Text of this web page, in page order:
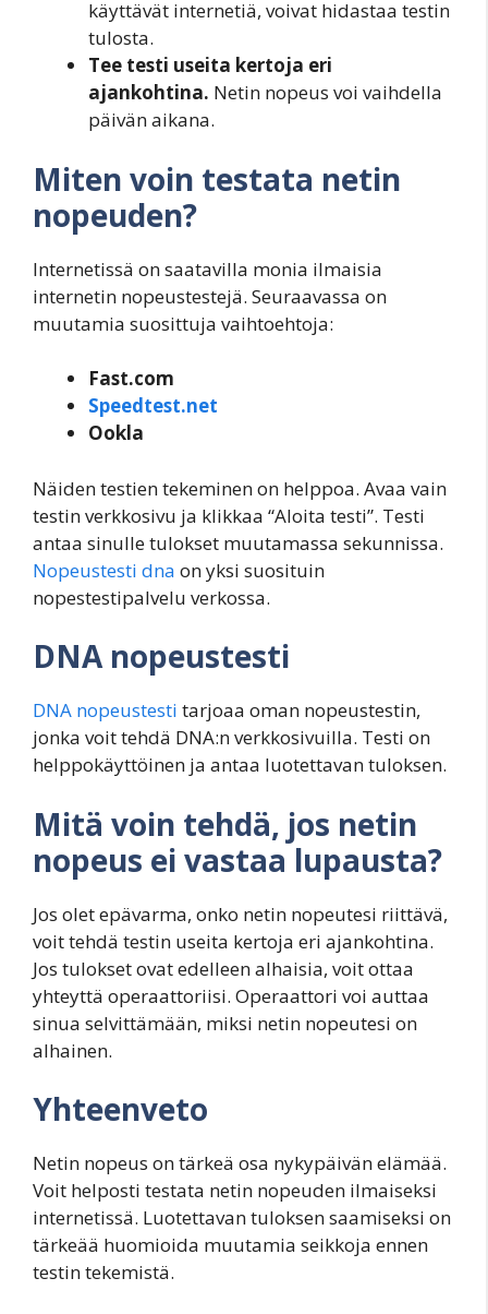
käyttävät internetiä, voivat hidastaa testin
tulosta.
Tee testi useita kertoja eri
ajankohtina. Netin nopeus voi vaihdella
päivän aikana.
Miten voin testata netin
nopeuden?
Internetissä on saatavilla monia ilmaisia
internetin nopeustestejä. Seuraavassa on
muutamia suosittuja vaihtoehtoja:
Fast.com
Speedtest.net
Ookla
Näiden testien tekeminen on helppoa. Avaa vain
testin verkkosivu ja klikkaa “Aloita testi”. Testi
antaa sinulle tulokset muutamassa sekunnissa.
Nopeustesti dna on yksi suosituin
nopestestipalvelu verkossa.
DNA nopeustesti
DNA nopeustesti tarjoaa oman nopeustestin,
jonka voit tehdä DNA:n verkkosivuilla. Testi on
helppokäyttöinen ja antaa luotettavan tuloksen.
Mitä voin tehdä, jos netin
nopeus ei vastaa lupausta?
Jos olet epävarma, onko netin nopeutesi riittävä,
voit tehdä testin useita kertoja eri ajankohtina.
Jos tulokset ovat edelleen alhaisia, voit ottaa
yhteyttä operaattoriisi. Operaattori voi auttaa
sinua selvittämään, miksi netin nopeutesi on
alhainen.
Yhteenveto
Netin nopeus on tärkeä osa nykypäivän elämää.
Voit helposti testata netin nopeuden ilmaiseksi
internetissä. Luotettavan tuloksen saamiseksi on
tärkeää huomioida muutamia seikkoja ennen
testin tekemistä.